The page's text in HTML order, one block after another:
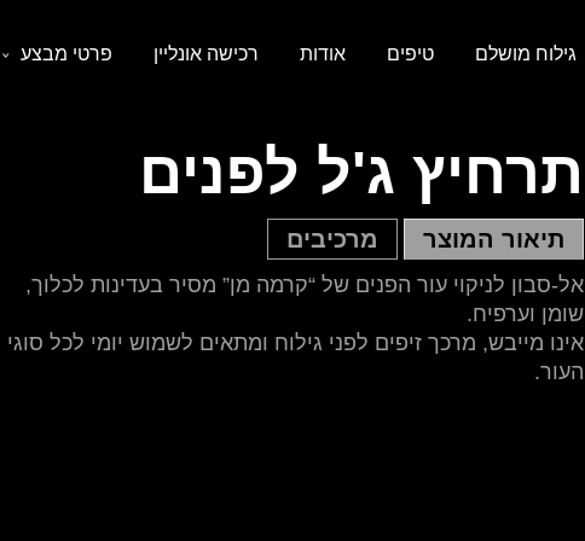
גילוח מושלם טיפים אודות רכישה אונליין פרטי מבצע
תרחיץ ג'ל לפנים
תיאור המוצר מרכיבים
אל-סבון לניקוי עור הפנים של “קרמה מן” מסיר בעדינות לכלוך,
שומן וערפיח.
אינו מייבש, מרכך זיפים לפני גילוח ומתאים לשמוש יומי לכל סוגי
העור.